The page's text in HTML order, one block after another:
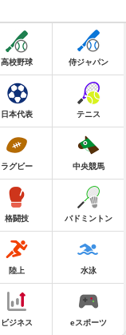
高校野球 侍ジャパン
日本代表 テニス
ラグビー 中央競馬
格闘技 バドミントン
陸上 水泳
ビジネス eスポーツ